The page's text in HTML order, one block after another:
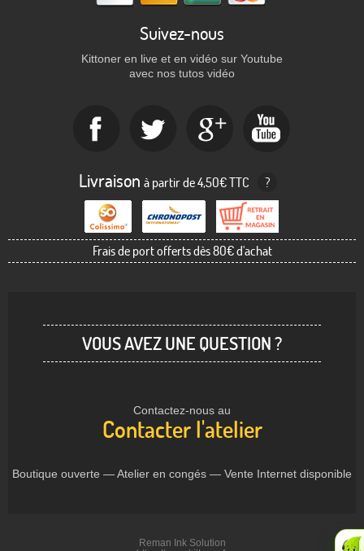
Suivez-nous
Kittoner en live et en vidéo sur Youtube
avec nos tutos vidéo
Livraison à partir de 4,50€ TTC ?
Frais de port offerts dès 80€ d'achat
VOUS AVEZ UNE QUESTION ?
Contactez-nous au
Contacter l'atelier
Boutique ouverte — Atelier en congés — Vente Internet disponible
Reman Ink Solution